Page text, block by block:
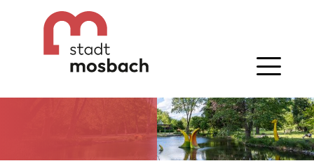
Gehe zum Navigationsbereich
Gehe zum Inhalt